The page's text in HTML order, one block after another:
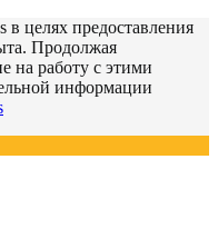
в целях предоставления
Продолжая
на работу с этими
информации